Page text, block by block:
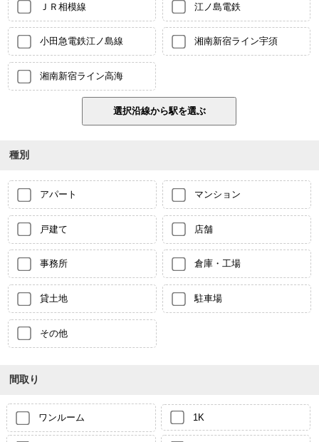
ＪＲ相模線 江ノ島電鉄
小田急電鉄江ノ島線 湘南新宿ライン宇須
湘南新宿ライン高海
種別
アパート マンション
戸建て 店舗
事務所 倉庫・工場
貸土地 駐車場
その他
間取り
ワンルーム 1K